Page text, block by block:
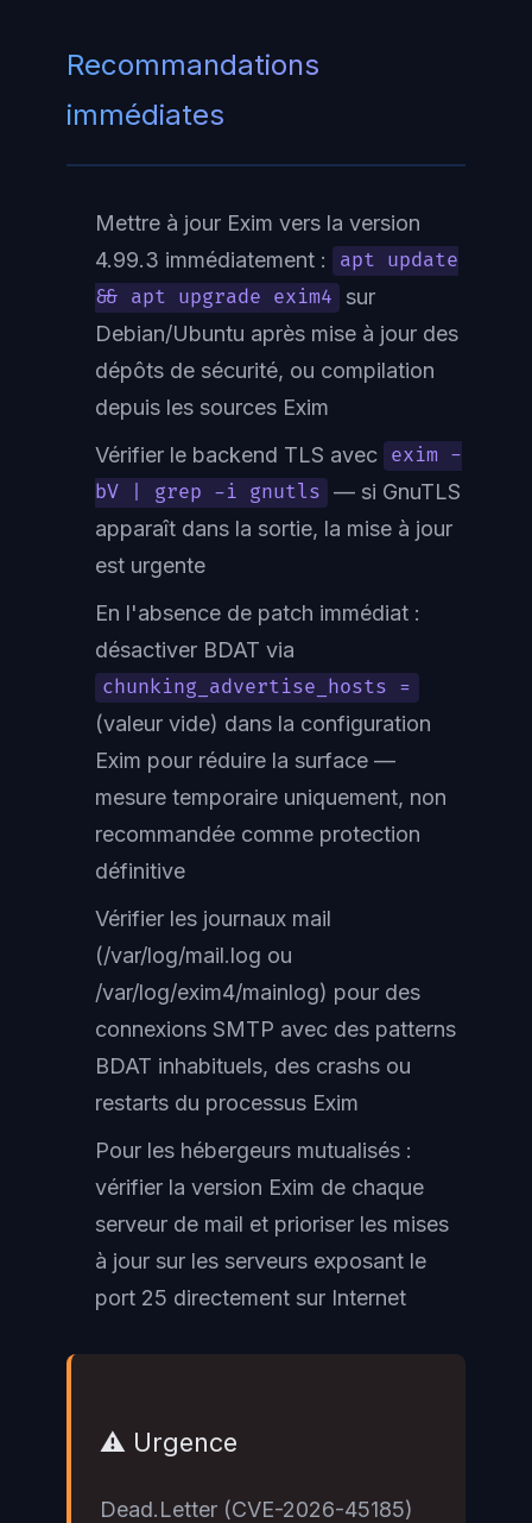
Recommandations
immédiates
Mettre à jour Exim vers la version
4.99.3 immédiatement :
apt update
&& apt upgrade exim4
sur
Debian/Ubuntu après mise à jour des
dépôts de sécurité, ou compilation
depuis les sources Exim
Vérifier le backend TLS avec exim -
bV | grep -i gnutls — si GnuTLS
apparaît dans la sortie, la mise à jour
est urgente
En l'absence de patch immédiat :
désactiver BDAT via
chunking_advertise_hosts =
(valeur vide) dans la configuration
Exim pour réduire la surface —
mesure temporaire uniquement, non
recommandée comme protection
définitive
Vérifier les journaux mail
(/var/log/mail.log ou
/var/log/exim4/mainlog) pour des
connexions SMTP avec des patterns
BDAT inhabituels, des crashs ou
restarts du processus Exim
Pour les hébergeurs mutualisés :
vérifier la version Exim de chaque
serveur de mail et prioriser les mises
à jour sur les serveurs exposant le
port 25 directement sur Internet
⚠️ Urgence
Dead.Letter (CVE-2026-45185)